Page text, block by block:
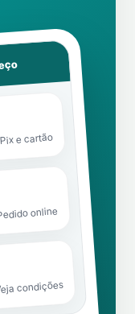
Pix e cartão
online
condições